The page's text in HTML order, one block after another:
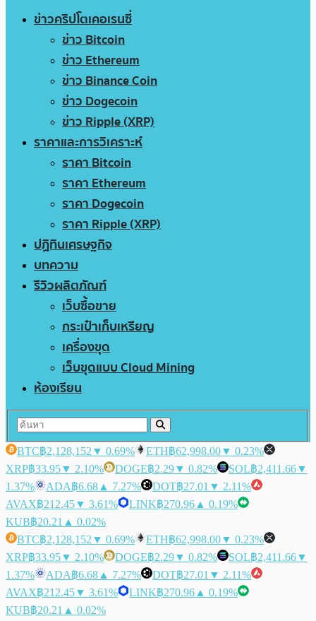
ข่าวคริปโตเคอเรนซี่
ข่าว Bitcoin
ข่าว Ethereum
ข่าว Binance Coin
ข่าว Dogecoin
ข่าว Ripple (XRP)
ราคาและการวิเคราะห์
ราคา Bitcoin
ราคา Ethereum
ราคา Dogecoin
ราคา Ripple (XRP)
ปฏิทินเศรษฐกิจ
บทความ
รีวิวผลิตภัณฑ์
เว็บซื้อขาย
กระเป๋าเก็บเหรียญ
เครื่องขุด
เว็บขุดแบบ Cloud Mining
ห้องเรียน
BTC฿2,128,152 ▼ 0.69% ETH฿62,998.00▼ 0.23%
XRP฿33.95▼ 2.10% DOGE฿2.29▼ 0.82% SOL฿2,411.66▼
1.37%
ADA฿6.68 ▲ 7.27% DOT฿27.01 ▼ 2.11%
AVAX฿212.45▼ 3.61% LINK฿270.96 ▲ 0.19%
KUB฿20.21 ▲ 0.02%
BTC฿2,128,152 ▼ 0.69% ETH฿62,998.00▼ 0.23%
XRP฿33.95▼ 2.10% DOGE฿2.29▼ 0.82% SOL฿2,411.66▼
1.37%
ADA฿6.68 ▲ 7.27% DOT฿27.01 ▼ 2.11%
AVAX฿212.45▼ 3.61% LINK฿270.96 ▲ 0.19%
KUB฿20.21 ▲ 0.02%